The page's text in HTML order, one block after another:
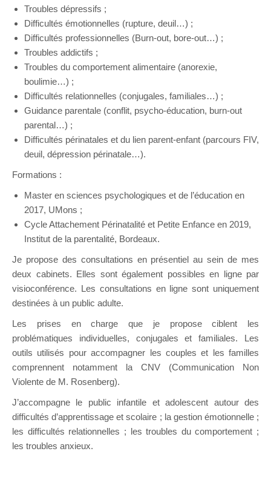
Troubles dépressifs ;
Difficultés émotionnelles (rupture, deuil…) ;
Difficultés professionnelles (Burn-out, bore-out…) ;
Troubles addictifs ;
Troubles du comportement alimentaire (anorexie,
boulimie…) ;
Difficultés relationnelles (conjugales, familiales…) ;
Guidance parentale (conflit, psycho-éducation, burn-out
parental…) ;
Difficultés périnatales et du lien parent-enfant (parcours FIV,
deuil, dépression périnatale…).
Formations :
Master en sciences psychologiques et de l’éducation en
2017, UMons ;
Cycle Attachement Périnatalité et Petite Enfance en 2019,
Institut de la parentalité, Bordeaux.
Je propose des consultations en présentiel au sein de mes
deux cabinets. Elles sont également possibles en ligne par
visioconférence. Les consultations en ligne sont uniquement
destinées à un public adulte.
Les prises en charge que je propose ciblent les
problématiques individuelles, conjugales et familiales. Les
outils utilisés pour accompagner les couples et les familles
comprennent notamment la CNV (Communication Non
Violente de M. Rosenberg).
J’accompagne le public infantile et adolescent autour des
difficultés d’apprentissage et scolaire ; la gestion émotionnelle ;
les difficultés relationnelles ; les troubles du comportement ;
les troubles anxieux.